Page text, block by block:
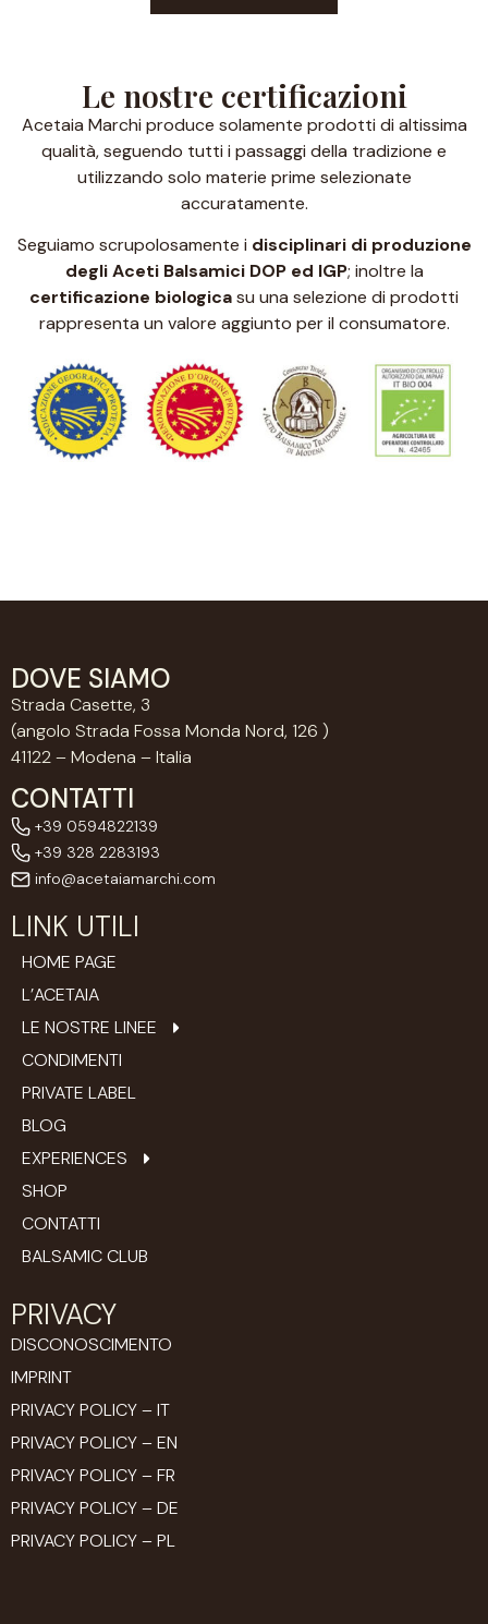
Le nostre certificazioni
Acetaia Marchi produce solamente prodotti di altissima
qualità, seguendo tutti i passaggi della tradizione e
utilizzando solo materie prime selezionate
accuratamente.
Seguiamo scrupolosamente i disciplinari di produzione
degli Aceti Balsamici DOP ed IGP; inoltre la
certificazione biologicasu una selezione di prodotti
rappresenta un valore aggiunto per il consumatore.
DOVE SIAMO
Strada Casette, 3
(angolo Strada Fossa Monda Nord, 126 )
41122 – Modena – Italia
CONTATTI
+39 0594822139
+39 328 2283193
info@acetaiamarchi.com
LINK UTILI
HOME PAGE
L’ACETAIA
LE NOSTRE LINEE
CONDIMENTI
PRIVATE LABEL
BLOG
EXPERIENCES
SHOP
CONTATTI
BALSAMIC CLUB
PRIVACY
DISCONOSCIMENTO
IMPRINT
PRIVACY POLICY – IT
PRIVACY POLICY – EN
PRIVACY POLICY – FR
PRIVACY POLICY – DE
PRIVACY POLICY – PL